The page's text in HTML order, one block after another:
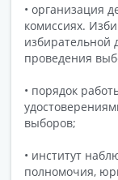
• организация
комиссиях.
избирательной
проведения
• порядок
выборов;
• институт
полномочия,